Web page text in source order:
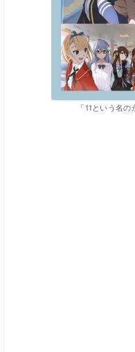
「11という名